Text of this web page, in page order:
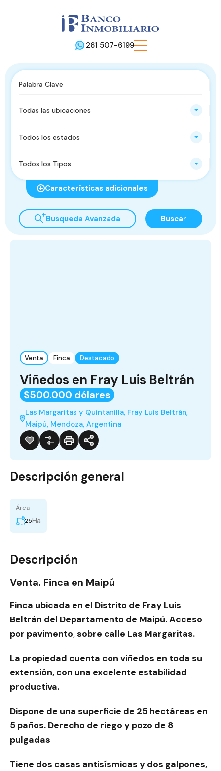
261 507-6199
Todas las ubicaciones
Todos los estados
Todos los Tipos
Características adicionales
Busqueda Avanzada Buscar
Venta Finca Destacado
Viñedos en Fray Luis Beltrán
$500.000 dólares
Las Margaritas y Quintanilla, Fray Luis Beltrán,
Maipú, Mendoza, Argentina
Descripción general
Área
25Ha
Descripción
Venta. Finca en Maipú
Finca ubicada en el Distrito de Fray Luis
Beltrán del Departamento de Maipú. Acceso
por pavimento, sobre calle Las Margaritas.
La propiedad cuenta con viñedos en toda su
extensión, con una excelente estabilidad
productiva.
Dispone de una superficie de 25 hectáreas en
5 paños. Derecho de riego y pozo de 8
pulgadas
Tiene dos casas antisísmicas y dos galpones,